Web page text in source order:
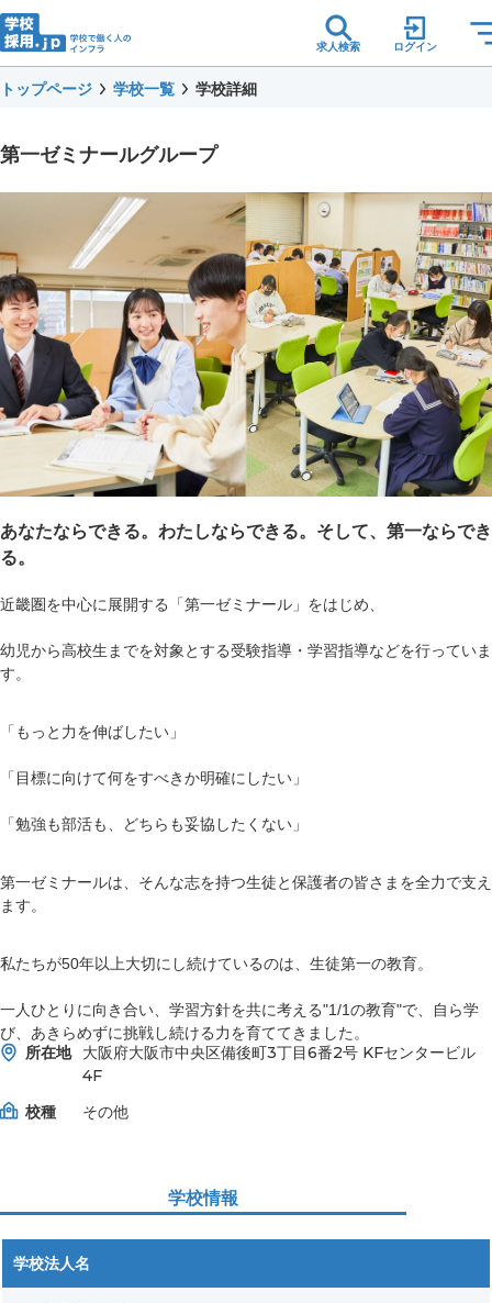
求人検索 ログイン
トップページ 学校一覧 学校詳細
第一ゼミナールグループ
あなたならできる。わたしならできる。そして、第一ならでき
る。
近畿圏を中心に展開する「第一ゼミナール」をはじめ、
幼児から高校生までを対象とする受験指導・学習指導などを行っていま
す。
「もっと力を伸ばしたい」
「目標に向けて何をすべきか明確にしたい」
「勉強も部活も、どちらも妥協したくない」
第一ゼミナールは、そんな志を持つ生徒と保護者の皆さまを全力で支え
ます。
私たちが50年以上大切にし続けているのは、生徒第一の教育。
一人ひとりに向き合い、学習方針を共に考える"1/1の教育"で、自ら学
び、あきらめずに挑戦し続ける力を育ててきました。
所在地
大阪府大阪市中央区備後町3丁目6番2号 KFセンタービル
4F
校種
その他
学校情報
学校法人名